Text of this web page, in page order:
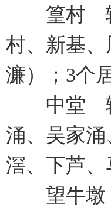
篁村 辖
村、新基
濂）；3个
中堂 辖
涌、吴家
滘、下芦
望牛墩